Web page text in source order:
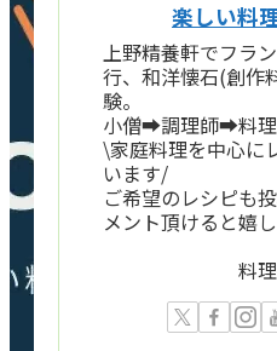
楽しい料
上野精養軒でフラ
行、和洋懐石(創作
験。
小僧➡️調理師➡️料
\家庭料理を中心に
います/
ご希望のレシピも
メント頂けると嬉
料理人